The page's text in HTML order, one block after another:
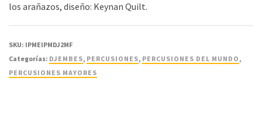
los arañazos, diseño: Keynan Quilt.
SKU: IPMEIPMDJ2MF
Categorías: DJEMBES, PERCUSIONES, PERCUSIONES DEL MUNDO,
PERCUSIONES MAYORES